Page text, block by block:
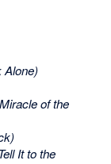
Alone)
of the
It to the